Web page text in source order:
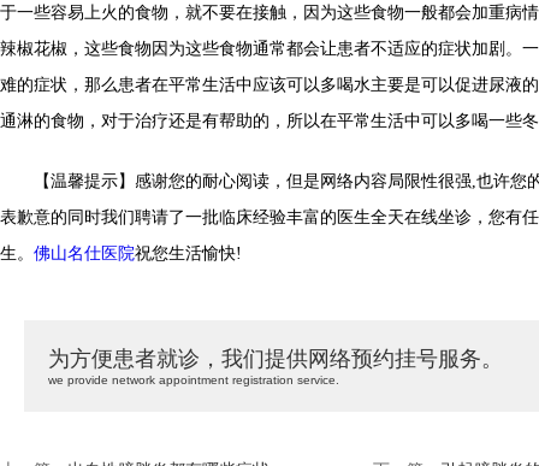
于一些容易上火的食物，就不要在接触，因为这些食物一般都会加重病
辣椒花椒，这些食物因为这些食物通常都会让患者不适应的症状加剧。
难的症状，那么患者在平常生活中应该可以多喝水主要是可以促进尿液
通淋的食物，对于治疗还是有帮助的，所以在平常生活中可以多喝一些
【温馨提示】感谢您的耐心阅读，但是网络内容局限性很强,也许您
表歉意的同时我们聘请了一批临床经验丰富的医生全天在线坐诊，您有
生。 佛山名仕医院祝您生活愉快!
为方便患者就诊，我们提供网络预约挂号服务。
we provide network appointment registration service.